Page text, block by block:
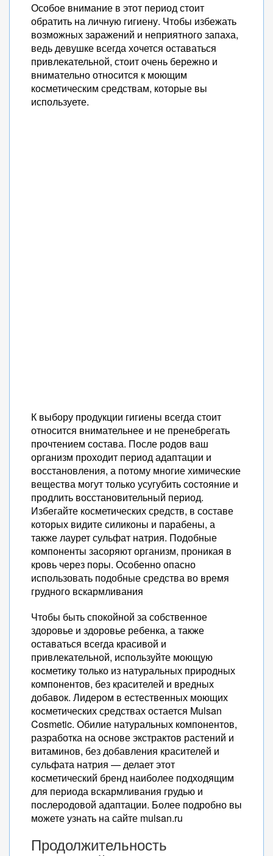
Особое внимание в этот период стоит
обратить на личную гигиену. Чтобы избежать
возможных заражений и неприятного запаха,
ведь девушке всегда хочется оставаться
привлекательной, стоит очень бережно и
внимательно относится к моющим
косметическим средствам, которые вы
используете.
К выбору продукции гигиены всегда стоит
относится внимательнее и не пренебрегать
прочтением состава. После родов ваш
организм проходит период адаптации и
восстановления, а потому многие химические
вещества могут только усугубить состояние и
продлить восстановительный период.
Избегайте косметических средств, в составе
которых видите силиконы и парабены, а
также лаурет сульфат натрия. Подобные
компоненты засоряют организм, проникая в
кровь через поры. Особенно опасно
использовать подобные средства во время
грудного вскармливания
Чтобы быть спокойной за собственное
здоровье и здоровье ребенка, а также
оставаться всегда красивой и
привлекательной, используйте моющую
косметику только из натуральных природных
компонентов, без красителей и вредных
добавок. Лидером в естественных моющих
косметических средствах остается Mulsan
Cosmetic. Обилие натуральных компонентов,
разработка на основе экстрактов растений и
витаминов, без добавления красителей и
сульфата натрия — делает этот
косметический бренд наиболее подходящим
для периода вскармливания грудью и
послеродовой адаптации. Более подробно вы
можете узнать на сайте mulsan.ru
Продолжительность